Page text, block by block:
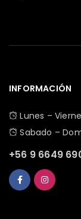
INFORMACIÓN
Lunes –
Sabado –
+56 9 6649